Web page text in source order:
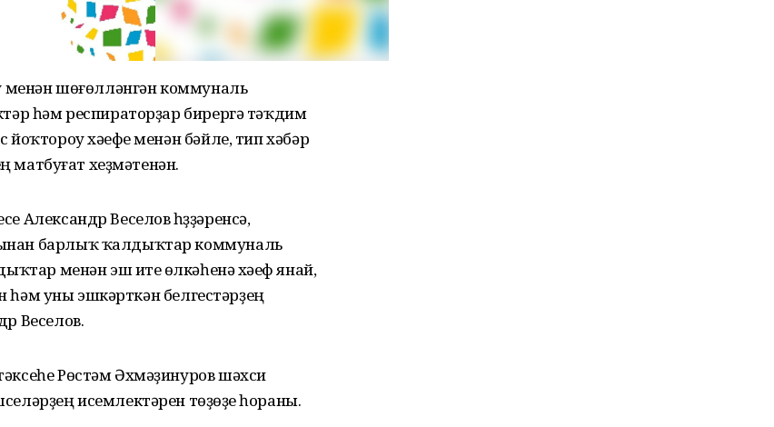
менән шөғөлләнгән коммуналь
һәм респираторҙар бирергә тәҡдим
хәүефе менән бәйле, тип хәбәр
матбуғат хеҙмәтенән.
Веселов һүҙҙәренсә,
барлыҡ ҡалдыҡтар коммуналь
менән эш итеү өлкәһенә хәүеф янай,
һәм уны эшкәрткән белгестәрҙең
Веселов.
Рөстәм Әхмәҙинуров шәхси
исемлектәрен төҙөүҙе һораны.